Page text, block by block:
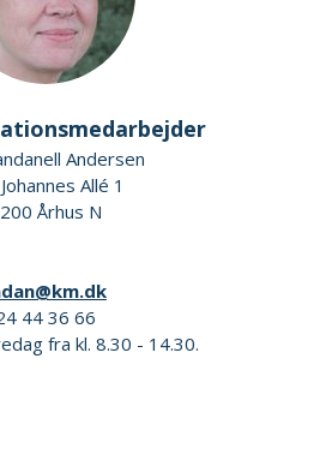
Andersen
Allé 1
Århus N
44 36 66
fra kl. 8.30 - 14.30.